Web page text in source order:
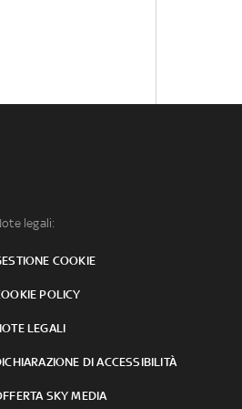
legali:
COOKIE
POLICY
LEGALI
DI ACCESSIBILITÀ
SKY MEDIA